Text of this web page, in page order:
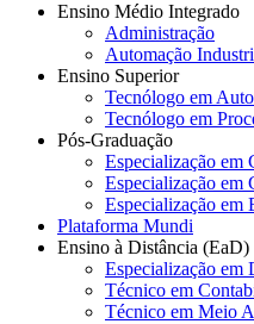
Ensino Médio Integrado
Administração
Automação
Ensino Superior
Tecnólogo em
Tecnólogo em
Pós-Graduação
Especialização em
Especialização em
Especialização em
Plataforma Mundi
Ensino à Distância (EaD)
Especialização em
Técnico em
Técnico em Meio